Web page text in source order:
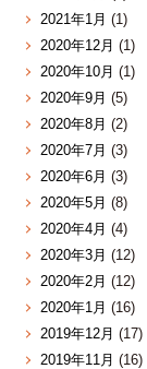
2021年1月 (1)
2020年12月 (1)
2020年10月 (1)
2020年9月 (5)
2020年8月 (2)
2020年7月 (3)
2020年6月 (3)
2020年5月 (8)
2020年4月 (4)
2020年3月 (12)
2020年2月 (12)
2020年1月 (16)
2019年12月 (17)
2019年11月 (16)